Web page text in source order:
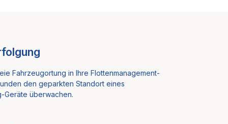
Fahrzeugortung in Ihre Flottenmanagement-
den geparkten Standort eines
Geräte überwachen.